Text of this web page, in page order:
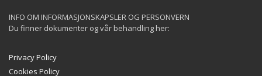
INFO OM INFORMASJONSKAPSLER OG PERSONVERN
Du finner dokumenter og vår behandling her:
Privacy Policy
Cookies Policy